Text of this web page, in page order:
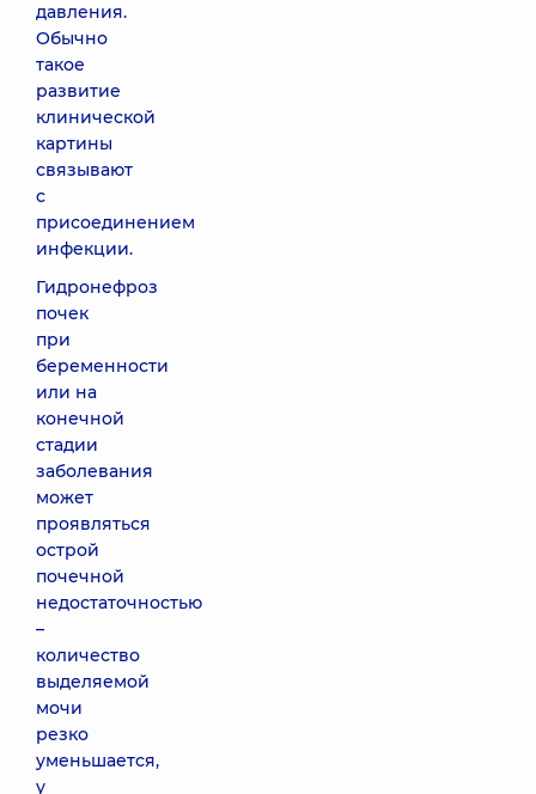
давления.
Обычно
такое
развитие
клинической
картины
связывают
с
присоединением
инфекции.
Гидронефроз
почек
при
беременности
или на
конечной
стадии
заболевания
может
проявляться
острой
почечной
недостаточностью
–
количество
выделяемой
мочи
резко
уменьшается,
у